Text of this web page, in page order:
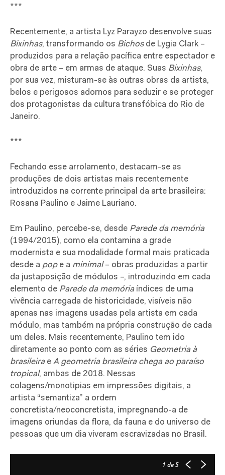
***
Recentemente, a artista Lyz Parayzo desenvolve suas
Bixinhas, transformando os Bichosde Lygia Clark –
produzidos para a relação pacífica entre espectador e
obra de arte – em armas de ataque. Suas Bixinhas,
por sua vez, misturam-se às outras obras da artista,
belos e perigosos adornos para seduzir e se proteger
dos protagonistas da cultura transfóbica do Rio de
Janeiro.
***
Fechando esse arrolamento, destacam-se as
produções de dois artistas mais recentemente
introduzidos na corrente principal da arte brasileira:
Rosana Paulino e Jaime Lauriano.
Em Paulino, percebe-se, desde Parede da memória
(1994/2015), como ela contamina a grade
modernista e sua modalidade formal mais praticada
desde a pop e a minimal– obras produzidas a partir
da justaposição de módulos –, introduzindo em cada
elemento de Parede da memóriaíndices de uma
vivência carregada de historicidade, visíveis não
apenas nas imagens usadas pela artista em cada
módulo, mas também na própria construção de cada
um deles. Mais recentemente, Paulino tem ido
diretamente ao ponto com as séries Geometria à
brasileirae A geometria brasileira chega ao paraíso
tropical, ambas de 2018. Nessas
colagens/monotipias em impressões digitais, a
artista “semantiza” a ordem
concretista/neoconcretista, impregnando-a de
imagens oriundas da flora, da fauna e do universo de
pessoas que um dia viveram escravizadas no Brasil.
1 de 5